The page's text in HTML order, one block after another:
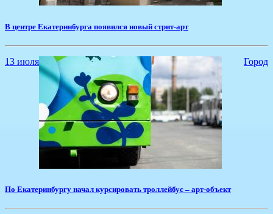
В центре Екатеринбурга появился новый стрит-арт
13 июля Город
​По Екатеринбургу начал курсировать троллейбус – арт-объект